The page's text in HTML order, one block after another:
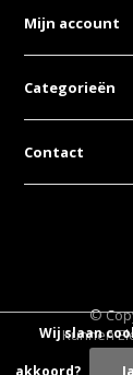
Mijn account
Categorieën
Contact
©
Kunnen
Wij slaan
akkoord? Ja